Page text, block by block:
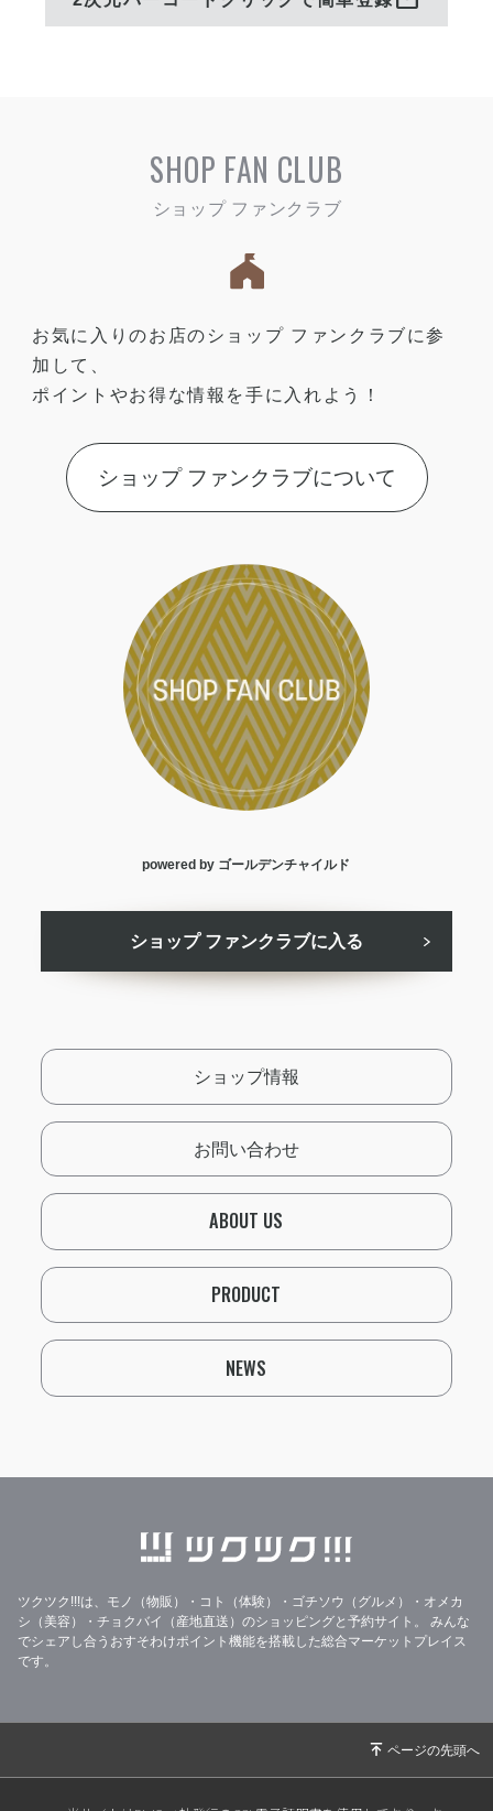
SHOP FAN CLUB
お気に入りのお店のショップ ファンクラブに参
加して、
ポイントやお得な情報を手に入れよう！
ショップ ファンクラブについて
powered by ゴールデンチャイルド
ショップ ファンクラブに入る
ショップ情報
お問い合わせ
ABOUT US
PRODUCT
NEWS
ツクツク!!!は、モノ（物販）・コト（体験）・ゴチソウ（グルメ）・オメカ
シ（美容）・チョクバイ（産地直送）のショッピングと予約サイト。
みんな
でシェアし合うおすそわけポイント機能を搭載した総合マーケットプレイス
です。